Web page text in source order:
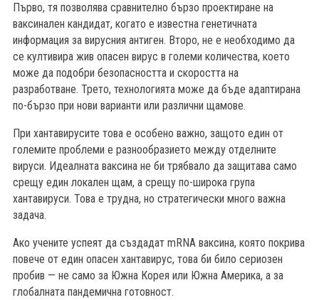
Първо, тя позволява сравнително бързо проектиране на
ваксинален кандидат, когато е известна генетичната
информация за вирусния антиген. Второ, не е необходимо да
се култивира жив опасен вирус в големи количества, което
може да подобри безопасността и скоростта на
разработване. Трето, технологията може да бъде адаптирана
по-бързо при нови варианти или различни щамове.
При хантавирусите това е особено важно, защото един от
големите проблеми е разнообразието между отделните
вируси. Идеалната ваксина не би трябвало да защитава само
срещу един локален щам, а срещу по-широка група
хантавируси. Това е трудна, но стратегически много важна
задача.
Ако учените успеят да създадат mRNA ваксина, която покрива
повече от един опасен хантавирус, това би било сериозен
пробив — не само за Южна Корея или Южна Америка, а за
глобалната пандемична готовност.